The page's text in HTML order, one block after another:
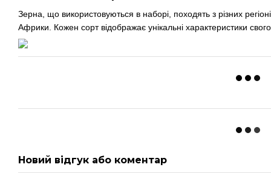
Зерна, що використовуються в наборі, походять з різних
Африки. Кожен сорт відображає унікальні характеристики
Новий відгук або коментар